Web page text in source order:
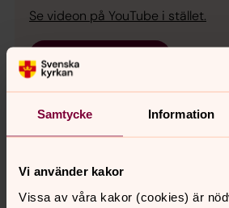
Samtycke Information
Vi använder kakor
Vissa av våra kakor (cookies) är
Se videon på YouTube i stället.
Ändra inställningar
Uppståndelsedans!